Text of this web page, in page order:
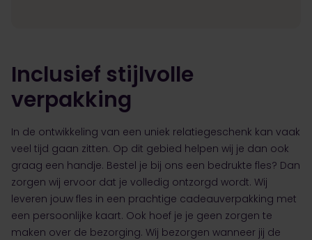
Inclusief stijlvolle
verpakking
In de ontwikkeling van een uniek relatiegeschenk kan vaak
veel tijd gaan zitten. Op dit gebied helpen wij je dan ook
graag een handje. Bestel je bij ons een bedrukte fles? Dan
zorgen wij ervoor dat je volledig ontzorgd wordt. Wij
leveren jouw fles in een prachtige cadeauverpakking met
een persoonlijke kaart. Ook hoef je je geen zorgen te
maken over de bezorging. Wij bezorgen wanneer jij de